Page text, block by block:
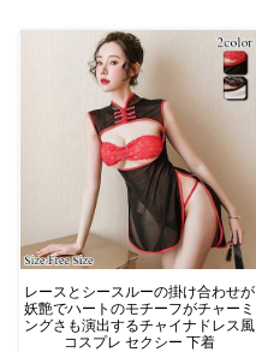
レースとシースルーの掛け合わせが
妖艶でハートのモチーフがチャーミ
ングさも演出するチャイナドレス風
コスプレ セクシー 下着